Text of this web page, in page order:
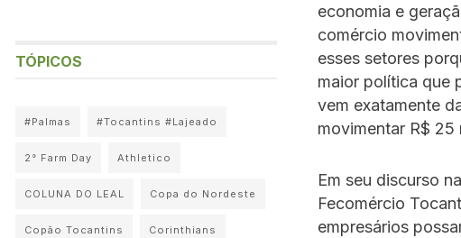
economia e
comércio
esses setores
maior política que
vem exatamente
movimentar R$ 25
Em seu discurso
Fecomércio
empresários
TÓPICOS
#Palmas #Tocantins #Lajeado
2° Farm Day Athletico
COLUNA DO LEAL Copa do Nordeste
Copão Tocantins Corinthians